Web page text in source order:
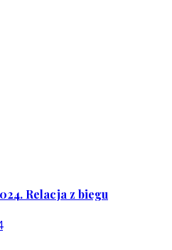
Relacja z biegu